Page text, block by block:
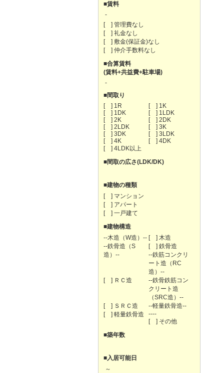
■賃料
-
[ ] 管理費なし
[ ] 礼金なし
[ ] 敷金(保証金)なし
[ ] 仲介手数料なし
■合算賃料
(賃料+共益費+駐車場)
-
■間取り
[ ] 1R
[ ] 1K
[ ] 1DK
[ ] 1LDK
[ ] 2K
[ ] 2DK
[ ] 2LDK
[ ] 3K
[ ] 3DK
[ ] 3LDK
[ ] 4K
[ ] 4DK
[ ] 4LDK以上
■間取の広さ(LDK/DK)
■建物の種類
[ ] マンション
[ ] アパート
[ ] 一戸建て
■建物構造
--木造（W造）-- [ ] 木造
--鉄骨造（S
造）--
[ ] 鉄骨造
--鉄筋コンクリ
ート造（RC
造）--
[ ] ＲＣ造
--鉄骨鉄筋コン
クリート造
（SRC造）--
[ ] ＳＲＣ造
--軽量鉄骨造--
[ ] 軽量鉄骨造
----
[ ] その他
■築年数
■入居可能日
～